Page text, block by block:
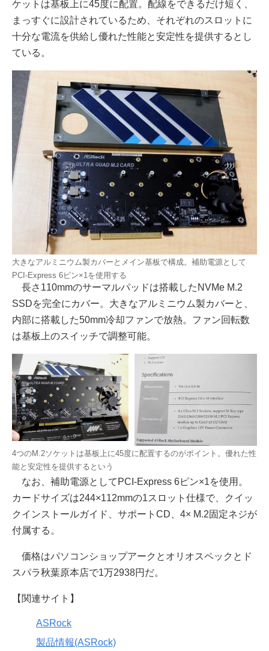
ケットは基板上に45度に配置。配線をできるだけ短く、
まっすぐに設計されているため、それぞれのスロットに
十分な電流を供給し優れた性能と安定性を提供するとし
ている。
大きなアルミニウム製カバーとメイン基板で構成。補助電源として
PCI-Express 6ピン×1を使用する
長さ110mmのサーマルパッドは搭載したNVMe M.2
SSDを完全にカバー。大きなアルミニウム製カバーと、
内部に搭載した50mm冷却ファンで放熱。ファン回転数
は基板上のスイッチで調整可能。
4つのM.2ソケットは基板上に45度に配置するのがポイント。優れた性
能と安定性を提供するという
なお、補助電源としてPCI-Express 6ピン×1を使用。
カードサイズは244×112mmの1スロット仕様で、クイッ
クインストールガイド、サポートCD、4× M.2固定ネジが
付属する。
価格はパソコンショップアークとオリオスペックとド
スパラ秋葉原本店で1万2938円だ。
【関連サイト】
ASRock
製品情報(ASRock)